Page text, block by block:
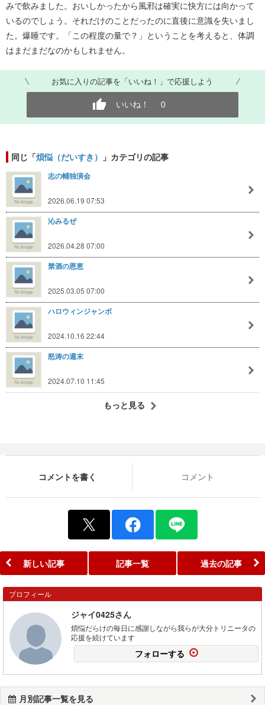
みで飲みました。おいしかったから風邪は確実に快方には向かって
いるのでしょう。それだけのことだったのに直後に意識を失いまし
た。爆睡です。「この程度の量で？」ということを考えると、体調
はまだまだなのかもしれません。
お気に入りの記事を「いいね！」で応援しよう
いいね！ 0
同じ「煩悩（だいすき） 」カテゴリの記事
志の輔独演会
2026.06.19 07:53
沁みるぜ
2026.04.28 07:00
禁酒の恩恵
2025.03.05 07:00
ハロウィンジャンボ
2024.10.16 22:44
怒涛の週末
2024.07.10 11:45
もっと見る
コメントを書く コメント
新しい記事 記事一覧 過去の記事
プロフィール
ジャイ0425さん
煩悩だらけの毎日に感謝しながら我らが大分トリニータの
応援を続けています
フォローする
月別記事一覧を見る